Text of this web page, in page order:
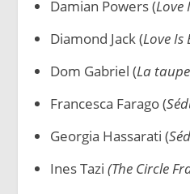
Damian Powers (Love
Diamond Jack (Love Is
Dom Gabriel (La taupe
Francesca Farago (
Georgia Hassarati (
Ines Tazi (The Circle